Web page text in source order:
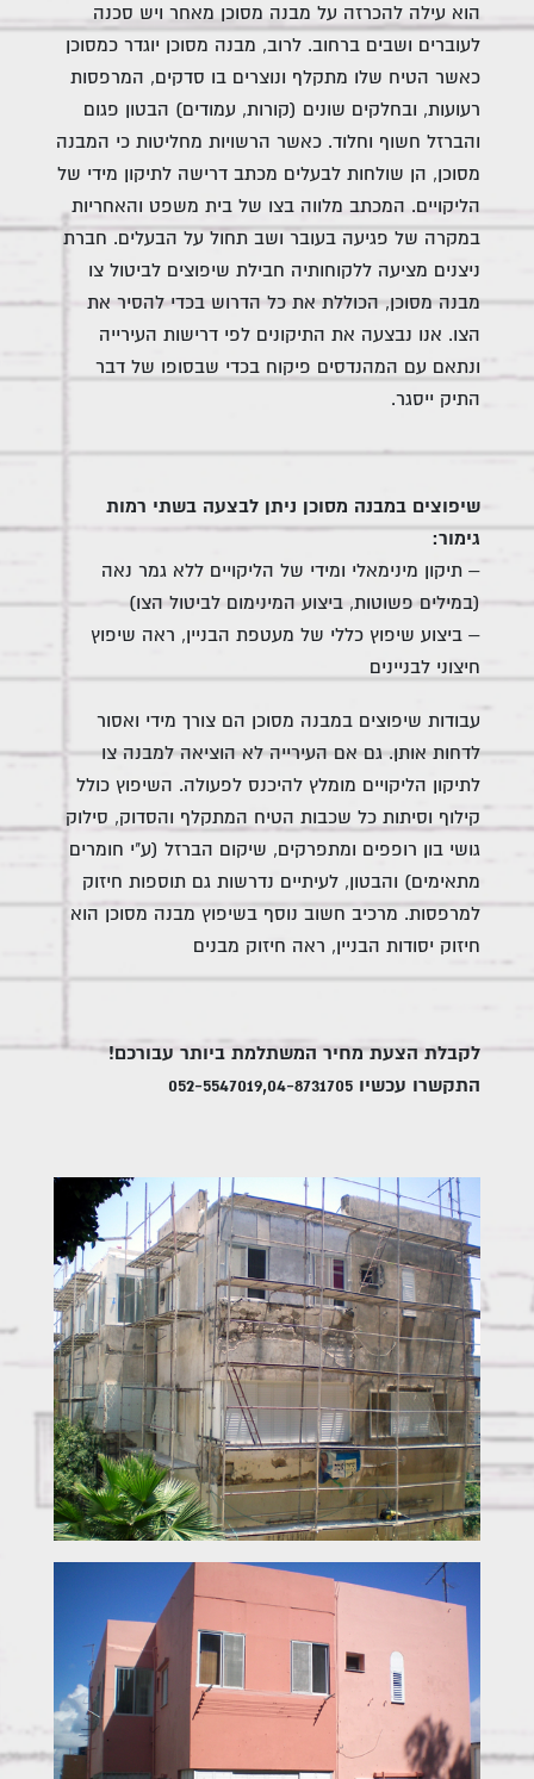
הוא עילה להכרזה על מבנה מסוכן מאחר ויש סכנה
לעוברים ושבים ברחוב. לרוב, מבנה מסוכן יוגדר כמסוכן
כאשר הטיח שלו מתקלף ונוצרים בו סדקים, המרפסות
רעועות, ובחלקים שונים (קורות, עמודים) הבטון פגום
והברזל חשוף וחלוד. כאשר הרשויות מחליטות כי המבנה
מסוכן, הן שולחות לבעלים מכתב דרישה לתיקון מידי של
הליקויים. המכתב מלווה בצו של בית משפט והאחריות
במקרה של פגיעה בעובר ושב תחול על הבעלים. חברת
ניצנים מציעה ללקוחותיה חבילת שיפוצים לביטול צו
מבנה מסוכן, הכוללת את כל הדרוש בכדי להסיר את
הצו. אנו נבצעה את התיקונים לפי דרישות העירייה
ונתאם עם המהנדסים פיקוח בכדי שבסופו של דבר
התיק ייסגר.
שיפוצים במבנה מסוכן ניתן לבצעה בשתי רמות
גימור:
– תיקון מינימאלי ומידי של הליקויים ללא גמר נאה
(במילים פשוטות, ביצוע המינימום לביטול הצו)
– ביצוע שיפוץ כללי של מעטפת הבניין, ראה שיפוץ
חיצוני לבניינים
עבודות שיפוצים במבנה מסוכן הם צורך מידי ואסור
לדחות אותן. גם אם העירייה לא הוציאה למבנה צו
לתיקון הליקויים מומלץ להיכנס לפעולה. השיפוץ כולל
קילוף וסיתות כל שכבות הטיח המתקלף והסדוק, סילוק
גושי בון רופפים ומתפרקים, שיקום הברזל (ע"י חומרים
מתאימים) והבטון, לעיתיים נדרשות גם תוספות חיזוק
למרפסות. מרכיב חשוב נוסף בשיפוץ מבנה מסוכן הוא
חיזוק יסודות הבניין, ראה חיזוק מבנים
לקבלת הצעת מחיר המשתלמת ביותר עבורכם!
התקשרו עכשיו 052-5547019,04-8731705